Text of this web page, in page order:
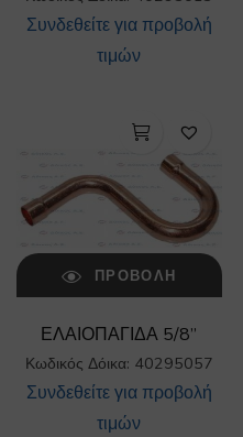
Συνδεθείτε για προβολή
τιμών
ΠΡΟΒΟΛΉ
ΕΛΑΙΟΠΑΓΙΔΑ 5/8”
Κωδικός Δόικα: 40295057
Συνδεθείτε για προβολή
τιμών